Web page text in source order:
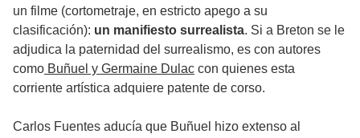
un filme (cortometraje, en estricto apego a su
clasificación): un manifiesto surrealista. Si a Breton se le
adjudica la paternidad del surrealismo, es con autores
como Buñuel y Germaine Dulac con quienes esta
corriente artística adquiere patente de corso.
Carlos Fuentes aducía que Buñuel hizo extenso al